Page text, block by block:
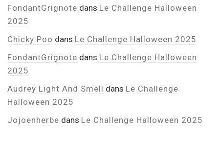
FondantGrignote dans Le Challenge Halloween
2025
Chicky Poo dans Le Challenge Halloween 2025
FondantGrignote dans Le Challenge Halloween
2025
Audrey Light And Smell dans Le Challenge
Halloween 2025
Jojoenherbe dans Le Challenge Halloween 2025